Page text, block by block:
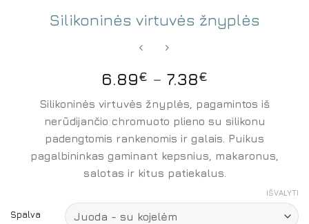
Silikoninės virtuvės žnyplės
6.89€ – 7.38€
Silikoninės virtuvės žnyplės, pagamintos iš
nerūdijančio chromuoto plieno su silikonu
padengtomis rankenomis ir galais. Puikus
pagalbininkas gaminant kepsnius, makaronus,
salotas ir kitus patiekalus.
Spalva
IŠVALYTI